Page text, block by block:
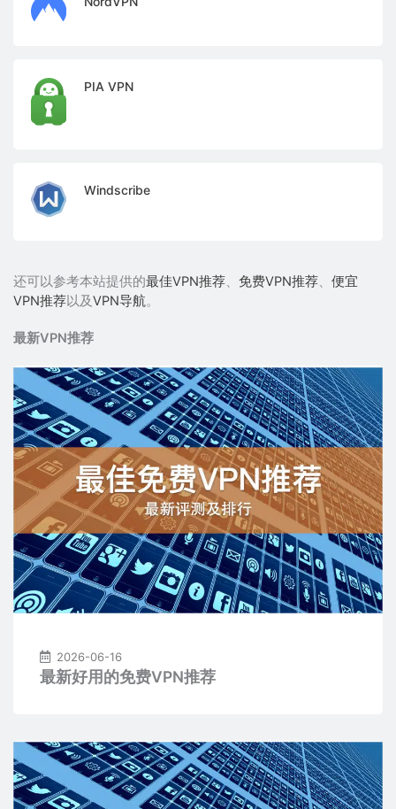
PIA VPN
Windscribe
还可以参考本站提供的最佳VPN推荐、 免费VPN推荐、 便宜
VPN推荐以及VPN导航。
最新VPN推荐
2026-06-16
最新好用的免费VPN推荐